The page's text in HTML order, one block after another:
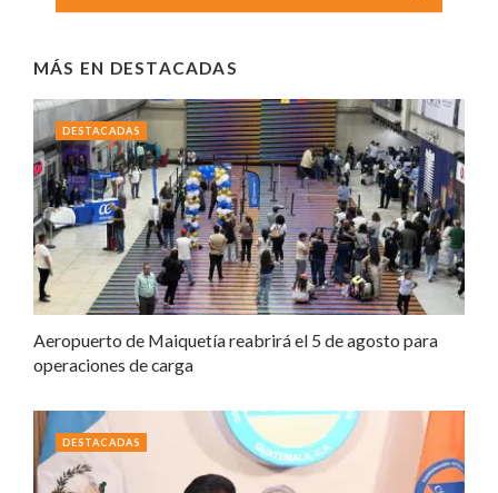
MÁS EN DESTACADAS
Aeropuerto de Maiquetía reabrirá el 5 de agosto para
operaciones de carga
DESTACADAS
DESTACADAS